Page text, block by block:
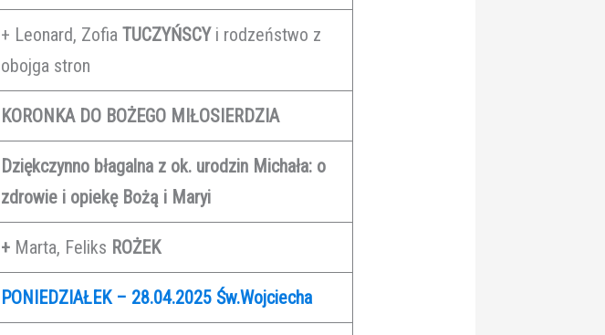
+ Leonard, ZofiaTUCZYŃSCYi rodzeństwo z
obojga stron
KORONKA DO BOŻEGO MIŁOSIERDZIA
Dziękczynno błagalna z ok. urodzin Michała: o
zdrowie i opiekę Bożą i Maryi
+ Marta, Feliks ROŻEK
PONIEDZIAŁEK – 28.04.2025 Św.Wojciecha